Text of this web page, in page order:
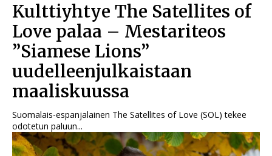
Kulttiyhtye The Satellites of
Love palaa – Mestariteos
”Siamese Lions”
uudelleenjulkaistaan
maaliskuussa
Suomalais-espanjalainen The Satellites of Love (SOL) tekee
odotetun paluun...